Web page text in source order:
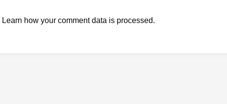
Learn how your comment data is processed.